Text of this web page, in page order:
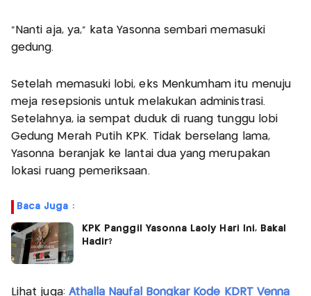
"Nanti aja, ya," kata Yasonna sembari memasuki
gedung.
Setelah memasuki lobi, eks Menkumham itu menuju
meja resepsionis untuk melakukan administrasi.
Setelahnya, ia sempat duduk di ruang tunggu lobi
Gedung Merah Putih KPK. Tidak berselang lama,
Yasonna beranjak ke lantai dua yang merupakan
lokasi ruang pemeriksaan.
Baca Juga :
KPK Panggil Yasonna Laoly Hari Ini, Bakal
Hadir?
Lihat juga: Athalla Naufal Bongkar Kode KDRT Venna